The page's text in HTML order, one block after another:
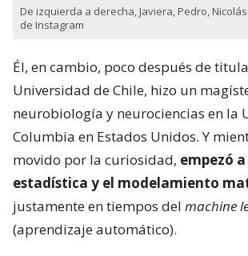
De izquierda a derecha, Javiera, Pedro,
de Instagram
Él, en cambio, poco después de
Universidad de Chile, hizo un
neurobiología y neurociencias en la
Columbia en Estados Unidos. Y
movido por la curiosidad, empezó
estadística y el modelamiento
justamente en tiempos del machine
(aprendizaje automático).